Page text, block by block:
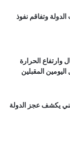
وتفاقم نفوذ
الحرارة
المقبلين
يكشف عجز الدولة